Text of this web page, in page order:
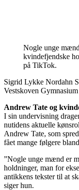
Nogle unge
kvindefjendske
på TikTok.
Sigrid Lykke Nordahn
Vestskoven Gymnasium
Andrew Tate og
I sin undervisning
nutidens aktuelle
Andrew Tate, som
fået mange følgere
”Nogle unge mænd er
holdninger, man for
antikkens tekster til at
siger hun.